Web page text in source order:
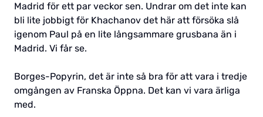
Madrid för ett par veckor sen. Undrar om det inte kan
bli lite jobbigt för Khachanov det här att försöka slå
igenom Paul på en lite långsammare grusbana än i
Madrid. Vi får se.
Borges-Popyrin, det är inte så bra för att vara i tredje
omgången av Franska Öppna. Det kan vi vara ärliga
med.